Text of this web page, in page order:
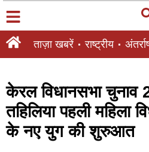
ताज़ा खबरें राष्ट्रीय
केरल विधानसभा चुनाव
तहिलिया पहली महिला
के नए युग की शुरुआत